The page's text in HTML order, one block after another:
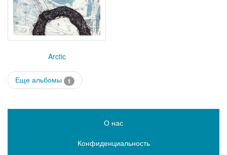
Arctic
Еще альбомы 1
О нас
Конфиденциальность